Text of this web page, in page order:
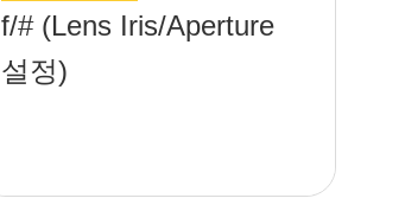
f/# (Lens Iris/Aperture
설정)